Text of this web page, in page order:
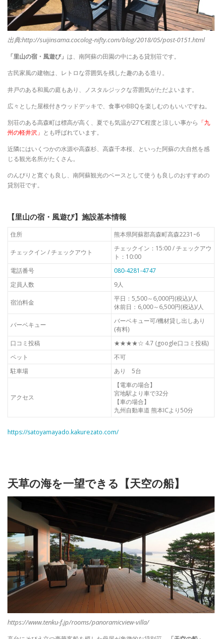
出典:http://suijinsama.cocolog-nifty.com/blog/2018/05/post-0151.html
「里山の宿・風遊び」 は、南阿蘇の田園の中にある貸別荘です。
古民家風の建物は、 レトロな雰囲気を残した趣のある造り。
井戸のある和風の庭もあり、ノスタルジックな雰囲気がただよいます。
広々とした屋根付きウッドデッキで、食事やBBQを楽しむのもいいですね。
別荘のある高森町は標高が高く、夏でも気温が27℃程度と涼しい事から 「九
州の軽井沢」 とも呼ばれています。
近隣にはいくつかの水源や高森杉、高森千本桜、といった阿蘇の大自然を感
じる観光名所がたくさん。
のんびりと寛ぐも良し、南阿蘇観光のベースとして使うも良しのおすすめの
貸別荘です。
【里山の宿・風遊び】施設基本情報
住所 熊本県阿蘇郡高森町高森2231ｰ6
チェックイン / チェックアウト
チェックイン：15:00 / チェックアウ
ト：10:00
電話番号
080-4281-4747
定員人数
9人
宿泊料金
平日：5,500～6,000円(税込)/人
休前日：6,000～6,500円(税込)/人
バーベキュー
バーベキュー可/機材貸し出しあり
(有料)
口コミ投稿
★★★★☆ 4.7 (google口コミ投稿)
ペット
不可
駐車場
あり 5台
アクセス
【電車の場合】
宮地駅より車で32分
【車の場合】
九州自動車道 熊本ICより50分
https://satoyamayado.kakurezato.com/
天草の海を一望できる【天空の船】
https://www.tenku-f.jp/rooms/panoramicview-villa/